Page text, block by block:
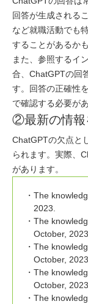
回答が生成される
など就職活動でも
することがあるか
また、参照するイ
合、ChatGPTの回
す。回答の正確性
で確認する必要が
②最新の情報
ChatGPTの欠点と
られます。実際、
があります。
The
2023.
The
October, 2023.
The
October, 2023.
The
October, 2023.
The